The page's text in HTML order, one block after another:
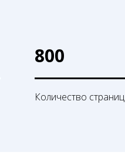
800
Количество страниц